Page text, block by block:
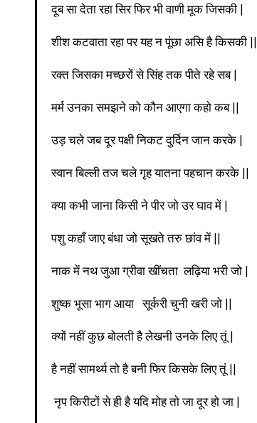
दूब सा देता रहा सिर फिर भी वाणी मूक जिसकी |
शीश कटवाता रहा पर यह न पूंछा असि है किसकी ||
रक्त जिसका मच्छरों से सिंह तक पीते रहे सब |
मर्म उनका समझने को कौन आएगा कहो कब ||
उड़ चले जब दूर पक्षी निकट दुर्दिन जान करके |
स्वान बिल्ली तज चले गृह यातना पहचान करके ||
क्या कभी जाना किसी ने पीर जो उर घाव में |
पशु कहाँ जाए बंधा जो सूखते तरु छांव में ||
नाक में नथ जुआ ग्रीवा खींचता लढ़िया भरी जो |
शुष्क भूसा भाग आया सूर्करी चुनी खरी जो ||
क्यों नहीं कुछ बोलती है लेखनी उनके लिए तूं |
है नहीं सामर्थ्य तो है बनी फिर किसके लिए तूं ||
नृप किरीटों से ही है यदि मोह तो जा दूर हो जा |